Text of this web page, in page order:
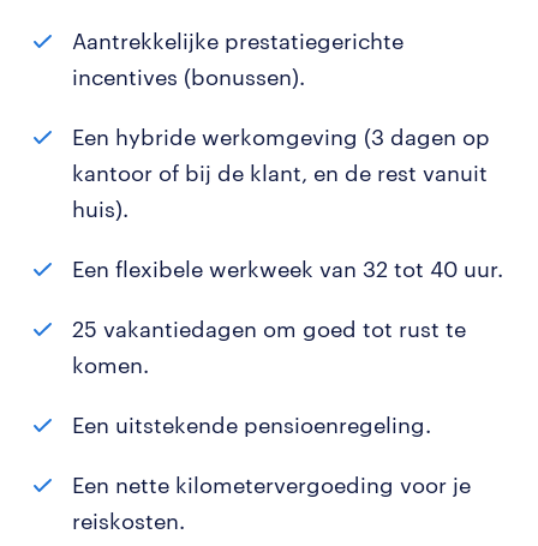
Aantrekkelijke prestatiegerichte
incentives (bonussen).
Een hybride werkomgeving (3 dagen op
kantoor of bij de klant, en de rest vanuit
huis).
Een flexibele werkweek van 32 tot 40 uur.
25 vakantiedagen om goed tot rust te
komen.
Een uitstekende pensioenregeling.
Een nette kilometervergoeding voor je
reiskosten.